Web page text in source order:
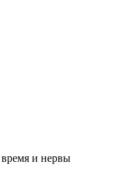
и нервы